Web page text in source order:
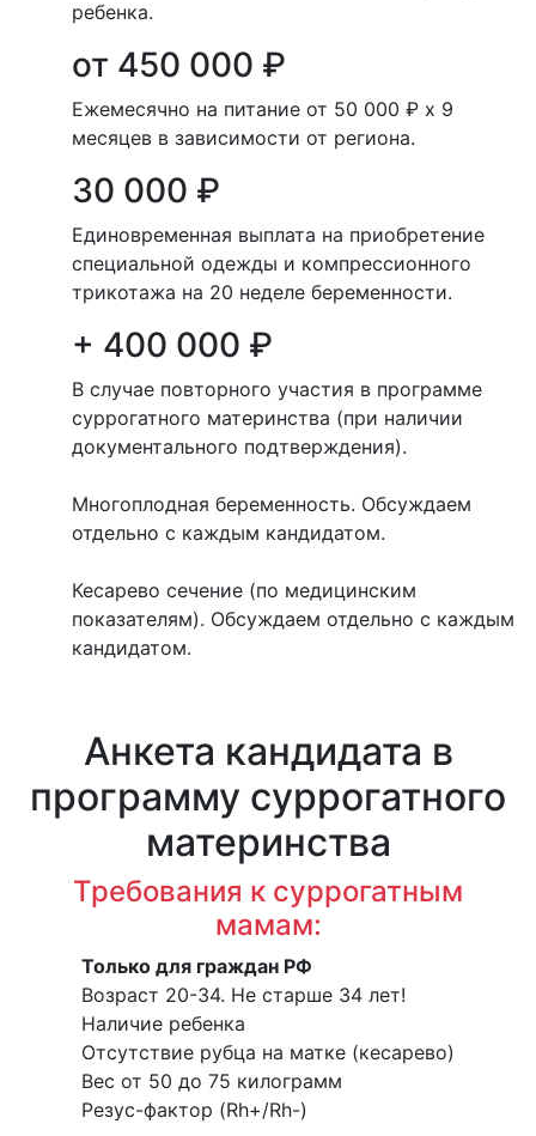
ребенка.
от 450 000 ₽
Ежемесячно на питание от 50 000 ₽ х 9
месяцев в зависимости от региона.
30 000 ₽
Единовременная выплата на приобретение
специальной одежды и компрессионного
трикотажа на 20 неделе беременности.
+ 400 000 ₽
В случае повторного участия в программе
суррогатного материнства (при наличии
документального подтверждения).
Многоплодная беременность. Обсуждаем
отдельно с каждым кандидатом.
Кесарево сечение (по медицинским
показателям). Обсуждаем отдельно с каждым
кандидатом.
Анкета кандидата в
программу суррогатного
материнства
Требования к суррогатным
мамам:
Только для граждан РФ
Возраст 20-34. Не старше 34 лет!
Наличие ребенка
Отсутствие рубца на матке (кесарево)
Вес от 50 до 75 килограмм
Резус-фактор (Rh+/Rh-)